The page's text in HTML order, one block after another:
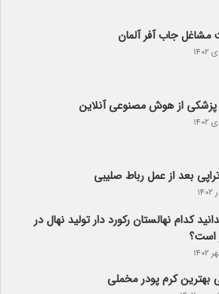
جاب آفر آلمان
از هوش مصنوعی آنلاین
بعد از عمل رباط صلیبی
کدام نهالستان رکورد دار تولید نهال­ در
است؟
بهترین کرم پودر مخملی